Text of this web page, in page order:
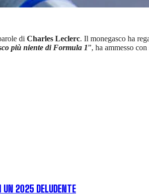
di Charles Leclerc. Il monegasco ha
più niente di Formula 1”, ha ammesso
UN 2025 DELUDENTE